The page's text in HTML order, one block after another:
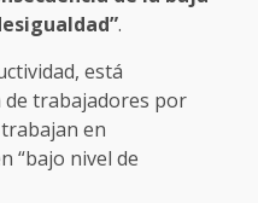
.
está
de trabajadores por
en
“bajo nivel de